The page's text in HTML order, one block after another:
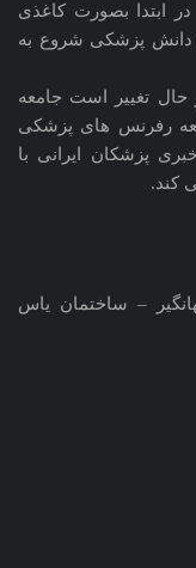
پایگاه خبری پزشکان ایرانی از سال 1392 در ابتدا بصورت کاغذی
ارتقا سطح دانش پزشکی شروع به
تغییر است جامعه
رفرنس های پزشکی
پزشکان ایرانی با
کند.
– ساختمان یاس